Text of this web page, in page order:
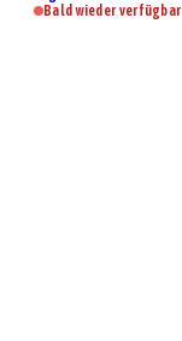
Bald wieder verfügbar